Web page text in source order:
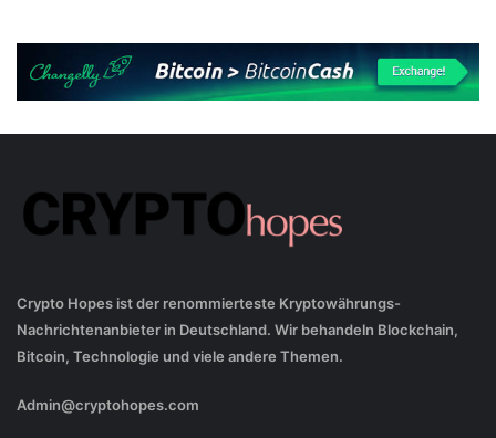
Crypto Hopes ist der renommierteste Kryptowährungs-
Nachrichtenanbieter in Deutschland. Wir behandeln Blockchain,
Bitcoin, Technologie und viele andere Themen.
Admin@cryptohopes.com